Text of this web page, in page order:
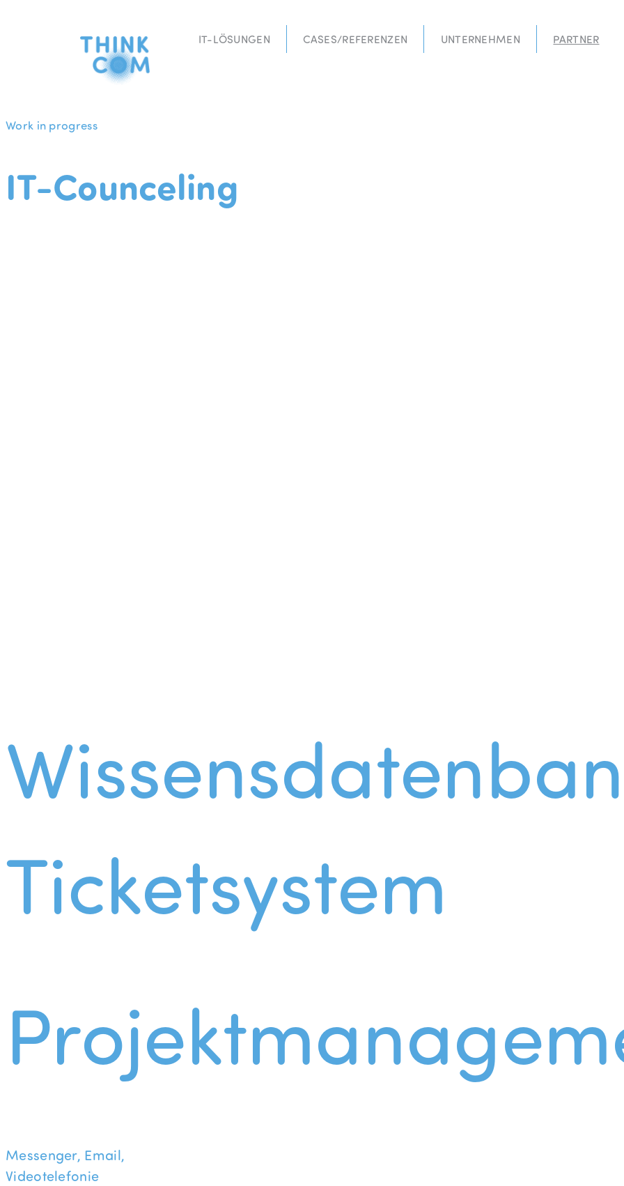
IT-LÖSUNGEN CASES/REFERENZEN UNTERNEHMEN PARTNER
Work in progress
IT-Counceling
Ticketsystem
Messenger, Email,
Videotelefonie